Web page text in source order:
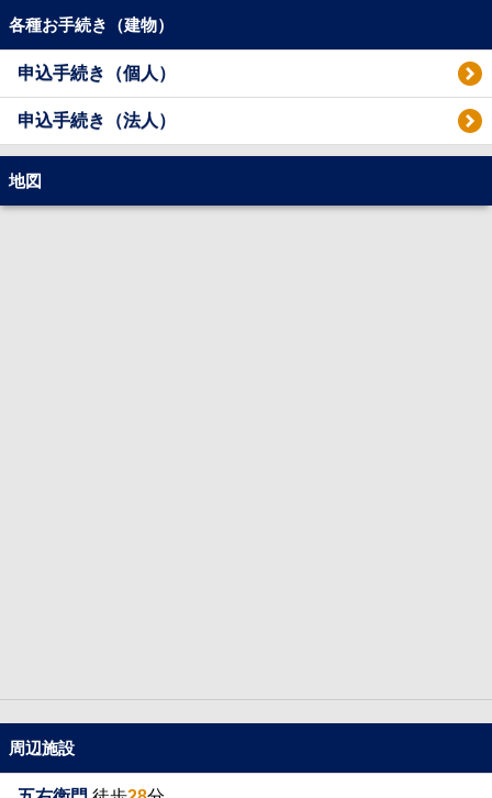
各種お手続き（建物）
申込手続き（個人）
申込手続き（法人）
地図
周辺施設